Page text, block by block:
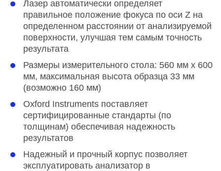
Лазер автоматически определяет
правильное положение фокуса по оси Z на
определенном расстоянии от анализируемой
поверхности, улучшая тем самым точность
результата
Размеры измерительного стола: 560 мм х 600
мм, максимальная высота образца 33 мм
(возможно 160 мм)
Oxford Instruments поставляет
сертифицированные стандарты (по
толщинам) обеспечивая надежность
результатов
Надежный и прочный корпус позволяет
эксплуатировать анализатор в